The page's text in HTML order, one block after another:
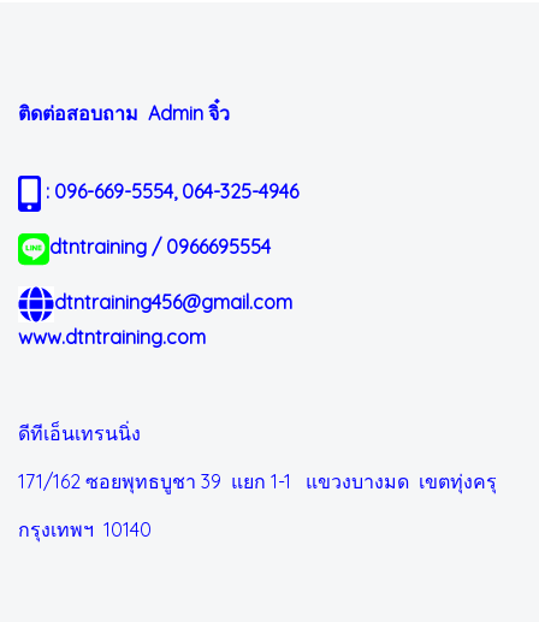
ติดต่อสอบถาม Admin จิ๋ว
: 096-669-5554, 064-325-4946
dtntraining / 0966695554
dtntraining456@gmail.com
www.dtntraining.com
ดีทีเอ็นเทรนนิ่ง
171/162 ซอยพุทธบูชา 39 แยก 1-1 แขวงบางมด เขตทุ่งครุ
กรุงเทพฯ 10140